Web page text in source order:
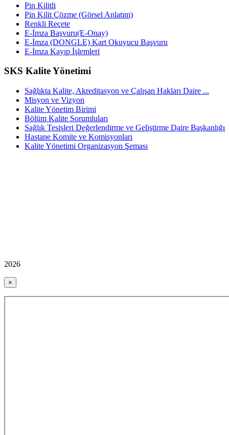
Pin Kilitli
Pin Kilit Çözme (Görsel Anlatım)
Renkli Reçete
E-İmza Başvuru(E-Onay)
E-İmza (DONGLE) Kart Okuyucu Başvuru
E-İmza Kayıp İşlemleri
SKS Kalite Yönetimi
Sağlıkta Kalite, Akreditasyon ve Çalışan Hakları Daire ...
Misyon ve Vizyon
Kalite Yönetim Birimi
Bölüm Kalite Sorumluları
Sağlık Tesisleri Değerlendirme ve Geliştirme Daire Başkanlığı
Hastane Komite ve Komisyonları
Kalite Yönetimi Organizasyon Şeması
2026
×